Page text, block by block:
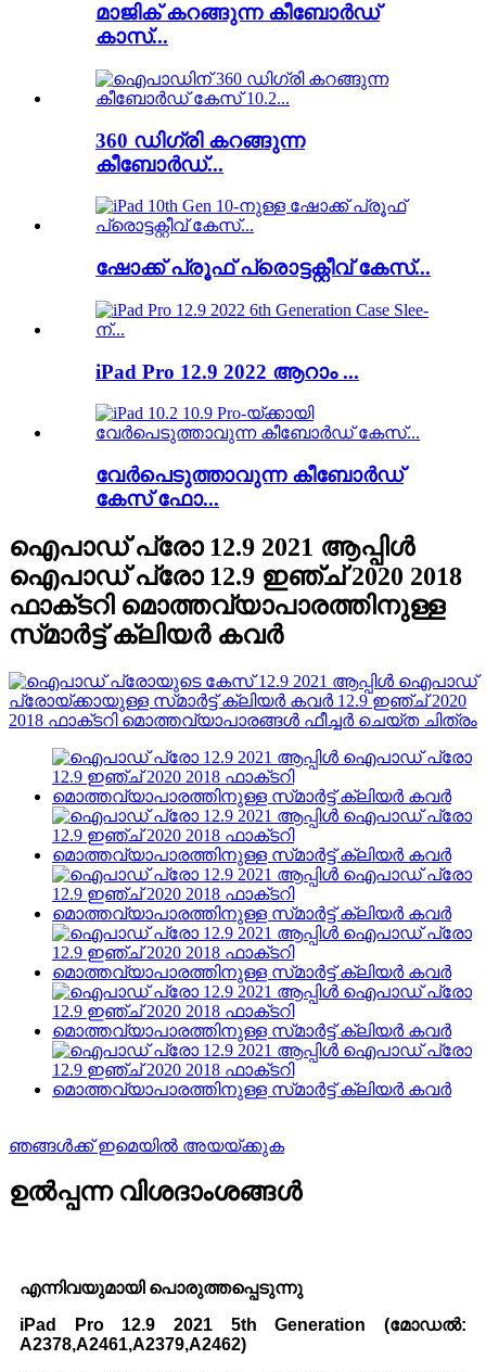
മാജിക് കറങ്ങുന്ന കീബോർഡ്
കാസ്...
360 ഡിഗ്രി കറങ്ങുന്ന
കീബോർഡ്...
ഷോക്ക് പ്രൂഫ് പ്രൊട്ടക്റ്റീവ് കേസ്...
iPad Pro 12.9 2022 ആറാം ...
വേർപെടുത്താവുന്ന കീബോർഡ്
കേസ് ഫോ...
ഐപാഡ് പ്രോ 12.9 2021 ആപ്പിൾ
ഐപാഡ് പ്രോ 12.9 ഇഞ്ച് 2020 2018
ഫാക്‌ടറി മൊത്തവ്യാപാരത്തിനുള്ള
സ്‌മാർട്ട് ക്ലിയർ കവർ
ഞങ്ങൾക്ക് ഇമെയിൽ അയയ്ക്കുക
ഉൽപ്പന്ന വിശദാംശങ്ങൾ
എന്നിവയുമായി പൊരുത്തപ്പെടുന്നു
iPad Pro 12.9 2021 5th Generation (മോഡൽ:
A2378,A2461,A2379,A2462)